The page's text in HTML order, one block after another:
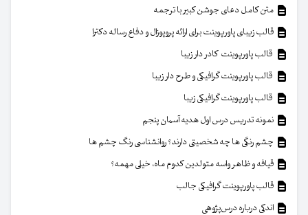
متن کامل دعای جوشن کبیر با ترجمه
قالب زیبای پاورپوینت برای ارائه پروپوزال و دفاع رساله دکترا
قالب پاورپوینت کادر دار زیبا
قالب پاورپوینت گرافیکی و طرح دار زیبا
قالب پاورپوینت گرافیکی زیبا
نمونه تدریس درس اول هدیه آسمان پنجم
چشم رنگی ها چه شخصیتی دارند؟ روانشناسی رنگ چشم ها
قیافه و ظاهر واسه متولدین کدوم ماه، خیلی مهمه؟
قالب پاورپوینت گرافیکی جالب
اندکی درباره درس‌پژوهی